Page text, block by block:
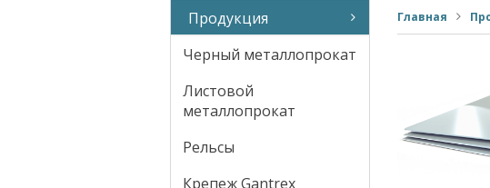
Продукция
Черный металлопрокат
Листовой
металлопрокат
Рельсы
Крепеж Gantrex
Главная